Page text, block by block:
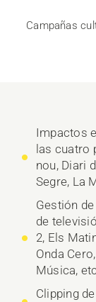
Campañas
Impactos
las cuatro
nou, Diari
Segre, La
Gestión
de
2, Els
Onda
Música,
Clipping